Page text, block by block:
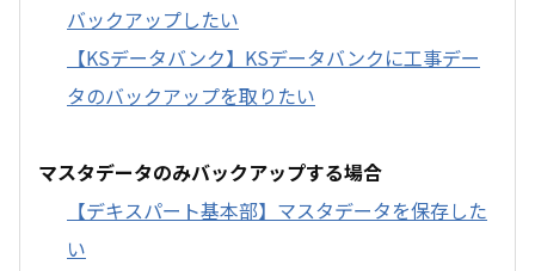
バックアップしたい
【KSデータバンク】KSデータバンクに工事デー
タのバックアップを取りたい
マスタデータのみバックアップする場合
【デキスパート基本部】マスタデータを保存した
い